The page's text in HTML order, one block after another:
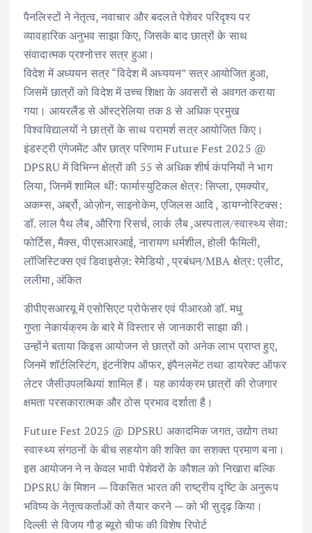
पैनलिस्टों ने नेतृत्व, नवाचार और बदलते पेशेवर परिदृश्य पर
व्यावहारिक अनुभव साझा किए, जिसके बाद छात्रों के साथ
संवादात्मक प्रश्नोत्तर सत्र हुआ।
विदेश में अध्ययन सत्र “विदेश में अध्ययन” सत्र आयोजित हुआ,
जिसमें छात्रों को विदेश में उच्च शिक्षा के अवसरों से अवगत कराया
गया। आयरलैंड से ऑस्ट्रेलिया तक 8 से अधिक प्रमुख
विश्वविद्यालयों ने छात्रों के साथ परामर्श सत्र आयोजित किए।
इंडस्ट्री एंगेजमेंट और छात्र परिणाम Future Fest 2025 @
DPSRU में विभिन्न क्षेत्रों की 55 से अधिक शीर्ष कंपनियों ने भाग
लिया, जिनमें शामिल थीं: फार्मास्युटिकल क्षेत्र: सिप्ला, एमक्योर,
अकम्स, अर्ब्रो, ओज़ोन, साइनोकेम, एजिलस आदि , डायग्नोस्टिक्स:
डॉ. लाल पैथ लैब, औरिगा रिसर्च, लार्क लैब ,अस्पताल/स्वास्थ्य सेवा:
फोर्टिस, मैक्स, पीएसआरआई, नारायण धर्मशील, होली फैमिली,
लॉजिस्टिक्स एवं डिवाइसेज़: रेमेडियो , प्रबंधन/MBA क्षेत्र: एलीट,
ललीमा, अंकित
डीपीएसआरयू में एसोसिएट प्रोफेसर एवं पीआरओ डॉ. मधु
गुप्ता नेकार्यक्रम के बारे में विस्तार से जानकारी साझा की।
उन्होंने बताया किइस आयोजन से छात्रों को अनेक लाभ प्राप्त हुए,
जिनमें शॉर्टलिस्टिंग, इंटर्नशिप ऑफर, इंपैनलमेंट तथा डायरेक्ट ऑफर
लेटर जैसीउपलब्धियां शामिल हैं। यह कार्यक्रम छात्रों की रोजगार
क्षमता परसकारात्मक और ठोस प्रभाव दर्शाता है।
Future Fest 2025 @ DPSRU अकादमिक जगत, उद्योग तथा
स्वास्थ्य संगठनों के बीच सहयोग की शक्ति का सशक्त प्रमाण बना।
इस आयोजन ने न केवल भावी पेशेवरों के कौशल को निखारा बल्कि
DPSRU के मिशन — विकसित भारत की राष्ट्रीय दृष्टि के अनुरूप
भविष्य के नेतृत्वकर्ताओं को तैयार करने — को भी सुदृढ़ किया।
दिल्ली से विजय गौड़ ब्यूरो चीफ की विशेष रिपोर्ट